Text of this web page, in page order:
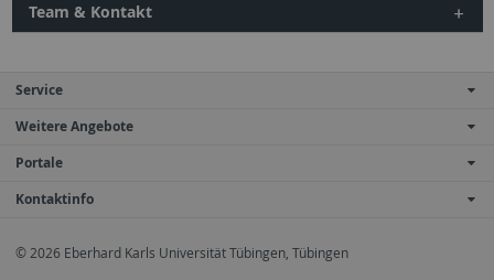
Team & Kontakt
Service
Weitere Angebote
Portale
Kontaktinfo
© 2026 Eberhard Karls Universität Tübingen, Tübingen